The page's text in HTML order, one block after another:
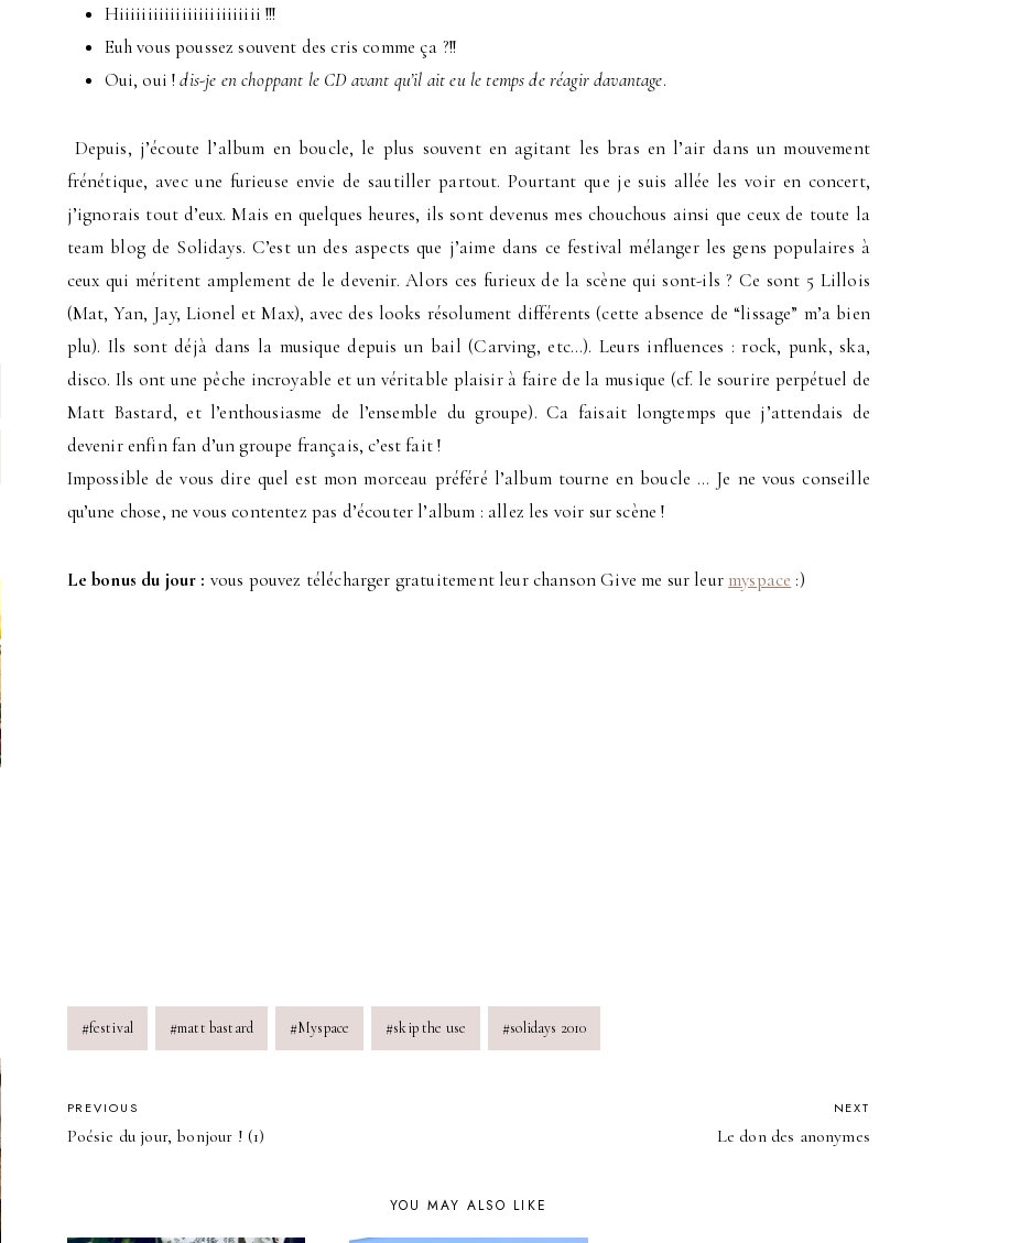
Hiiiiiiiiiiiiiiiiiiiiiiiii !!!
Euh vous poussez souvent des cris comme ça ?!!
Oui, oui !dis-je en choppant le CD avant qu’il ait eu le temps de réagir davantage.
Depuis, j’écoute l’album en boucle, le plus souvent en agitant les bras en l’air dans un mouvement
frénétique, avec une furieuse envie de sautiller partout. Pourtant que je suis allée les voir en concert,
j’ignorais tout d’eux. Mais en quelques heures, ils sont devenus mes chouchous ainsi que ceux de toute la
team blog de Solidays. C’est un des aspects que j’aime dans ce festival mélanger les gens populaires à
ceux qui méritent amplement de le devenir. Alors ces furieux de la scène qui sont-ils ? Ce sont 5 Lillois
(Mat, Yan, Jay, Lionel et Max), avec des looks résolument différents (cette absence de “lissage” m’a bien
plu). Ils sont déjà dans la musique depuis un bail (Carving, etc…). Leurs influences : rock, punk, ska,
disco. Ils ont une pêche incroyable et un véritable plaisir à faire de la musique (cf. le sourire perpétuel de
Matt Bastard, et l’enthousiasme de l’ensemble du groupe). Ca faisait longtemps que j’attendais de
devenir enfin fan d’un groupe français, c’est fait !
Impossible de vous dire quel est mon morceau préféré l’album tourne en boucle … Je ne vous conseille
qu’une chose, ne vous contentez pas d’écouter l’album : allez les voir sur scène !
Le bonus du jour : vous pouvez télécharger gratuitement leur chanson Give me sur leur myspace :)
Post
Tags:
#festival #matt bastard #Myspace #skip the use #solidays 2010
POST
PREVIOUS
Poésie du jour, bonjour ! (1)
NEXT
Le don des anonymes
YOU MAY ALSO LIKE